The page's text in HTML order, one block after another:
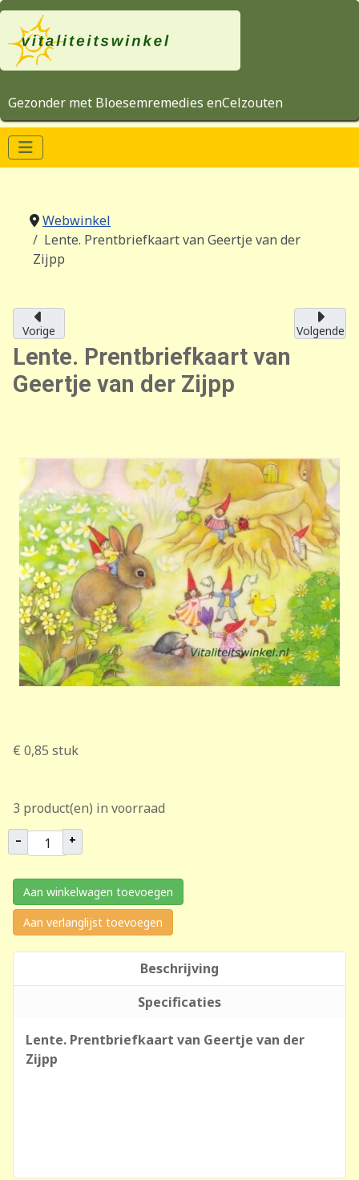
Gezonder met Bloesemremedies enCelzouten
Webwinkel
Lente. Prentbriefkaart van Geertje van der
Zijpp
Vorige Volgende
Lente. Prentbriefkaart van
Geertje van der Zijpp
€ 0,85 stuk
3 product(en) in voorraad
– +
Aan winkelwagen toevoegen
Aan verlanglijst toevoegen
Beschrijving
Specificaties
Lente. Prentbriefkaart van Geertje van der
Zijpp